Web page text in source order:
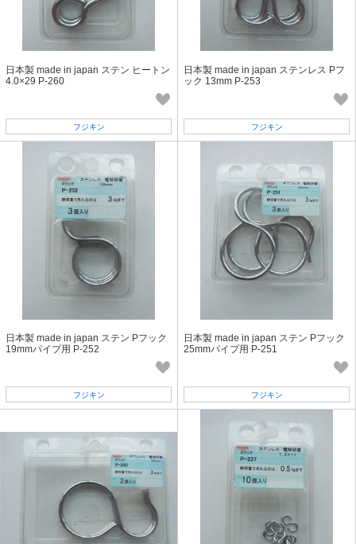
日本製 made in japan ステン ヒートン
4.0×29 P-260
フジキン
日本製 made in japan ステンレス Pフ
ック 13mm P-253
フジキン
日本製 made in japan ステン Pフック
19mmパイプ用 P-252
フジキン
日本製 made in japan ステン Pフック
25mmパイプ用 P-251
フジキン